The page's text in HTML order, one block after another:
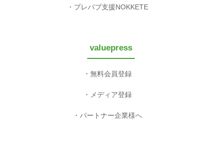
プレパブ支援NOKKETE
valuepress
無料会員登録
メディア登録
パートナー企業様へ